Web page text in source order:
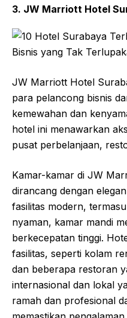
3. JW Marriott Hotel
JW Marriott Hotel
para pelancong bisnis
kemewahan dan
hotel ini menawarkan
pusat perbelanjaan,
Kamar-kamar di JW
dirancang dengan
fasilitas modern,
nyaman, kamar mandi
berkecepatan tinggi.
fasilitas, seperti kolam
dan beberapa restoran
internasional dan lokal
ramah dan profesional